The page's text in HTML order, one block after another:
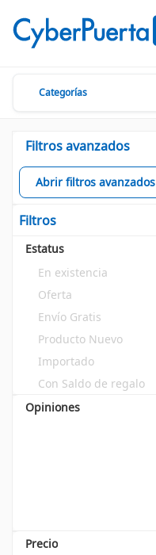
Categorías
Filtros avanzados
Abrir filtros avanzados
Filtros
Estatus
En existencia
Oferta
Envío Gratis
Producto Nuevo
Importado
Con Saldo de regalo
Opiniones
Precio